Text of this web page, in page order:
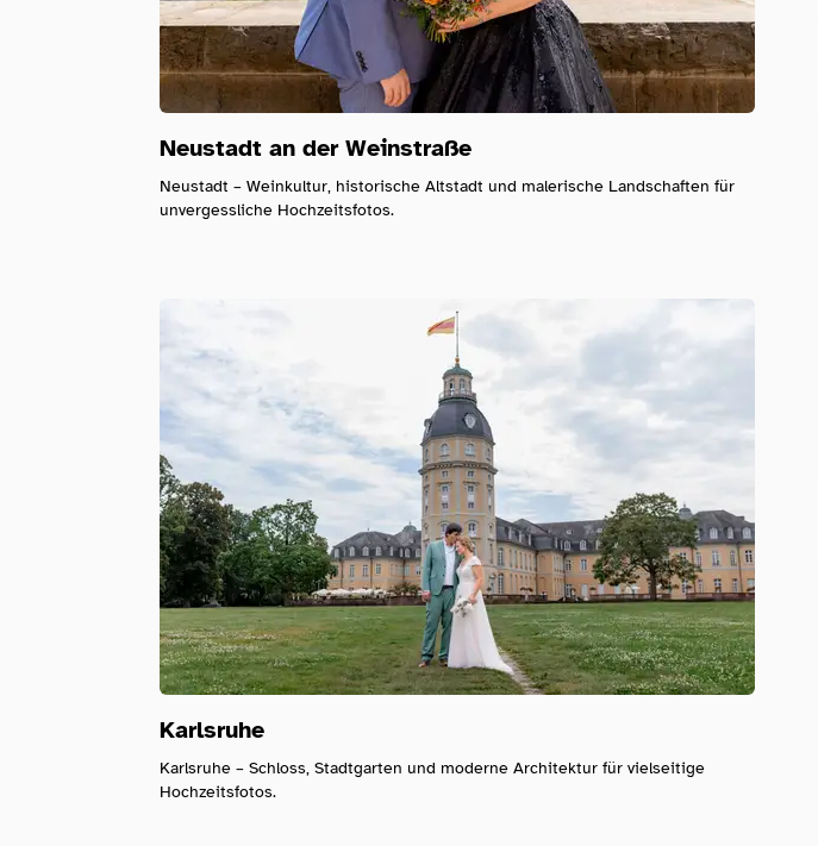
Neustadt an der Weinstraße
Neustadt – Weinkultur, historische Altstadt und malerische Landschaften für
unvergessliche Hochzeitsfotos.
Karlsruhe
Karlsruhe – Schloss, Stadtgarten und moderne Architektur für vielseitige
Hochzeitsfotos.